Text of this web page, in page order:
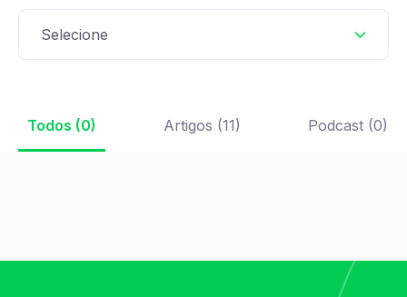
Selecione
Todos (0) Artigos (11) Podcast (0)